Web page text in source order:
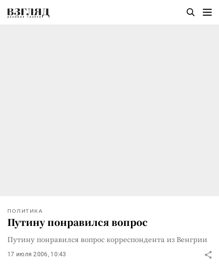
ПОЛИТИКА
Путину понравился вопрос
Путину понравился вопрос корреспондента из Венгрии
17 июля 2006, 10:43